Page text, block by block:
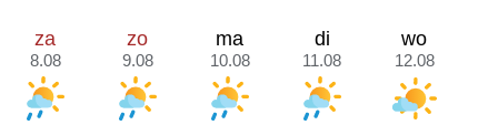
za
8.08
zo
9.08
ma
10.08
di
11.08
wo
12.08